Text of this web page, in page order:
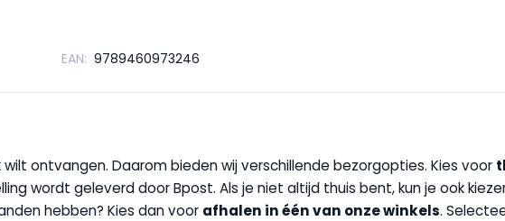
EAN: 9789460973246
ontvangen. Daarom bieden wij verschillende bezorgopties. Kies voor
wordt geleverd door Bpost. Als je niet altijd thuis bent, kun je ook
hebben? Kies dan voor afhalen in één van onze winkels.